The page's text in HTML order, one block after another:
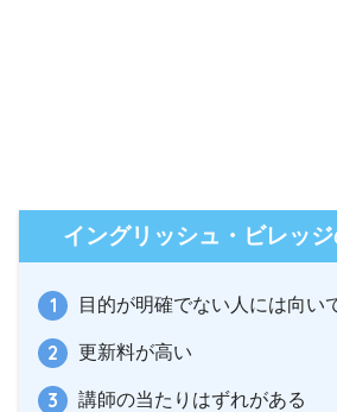
イングリッシュ・ビレッ
目的が明確でない人には向い
更新料が高い
講師の当たりはずれがある